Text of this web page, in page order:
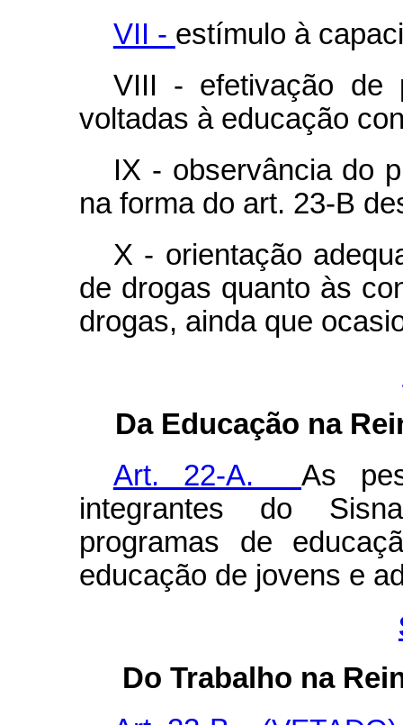
VII - estímulo à
VIII - efetivação de
voltadas à educação
IX - observância do
na forma do art. 23-B
X - orientação
de drogas quanto às
drogas, ainda que
Da Educação na
Art. 22-A.As
integrantes do
programas de
educação de jovens e
Do Trabalho na